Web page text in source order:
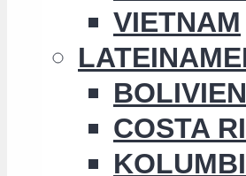
VIETNAM
BOLIVIEN
COSTA